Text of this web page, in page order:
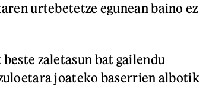
urtebetetze egunean baino ez
zaletasun bat gailendu
joateko baserrien albotik